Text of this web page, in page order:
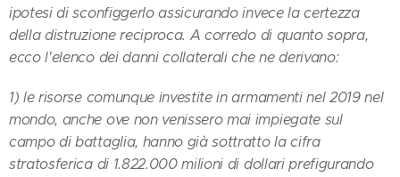
ipotesi di sconfiggerlo assicurando invece la certezza
della distruzione reciproca. A corredo di quanto sopra,
ecco l'elenco dei danni collaterali che ne derivano:
1) le risorse comunque investite in armamenti nel 2019 nel
mondo, anche ove non venissero mai impiegate sul
campo di battaglia, hanno già sottratto la cifra
stratosferica di 1.822.000 milioni di dollari prefigurando